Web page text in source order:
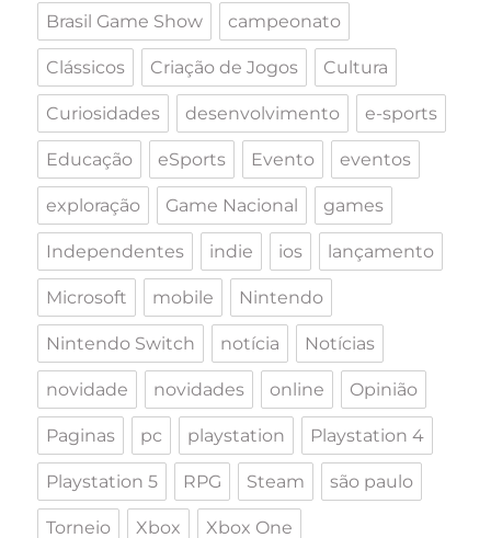
Brasil Game Show campeonato
Clássicos Criação de Jogos Cultura
Curiosidades desenvolvimento e-sports
Educação eSports Evento eventos
exploração Game Nacional games
Independentes indie ios lançamento
Microsoft mobile Nintendo
Nintendo Switch notícia Notícias
novidade novidades online Opinião
Paginas pc playstation Playstation 4
Playstation 5 RPG Steam são paulo
Torneio Xbox Xbox One